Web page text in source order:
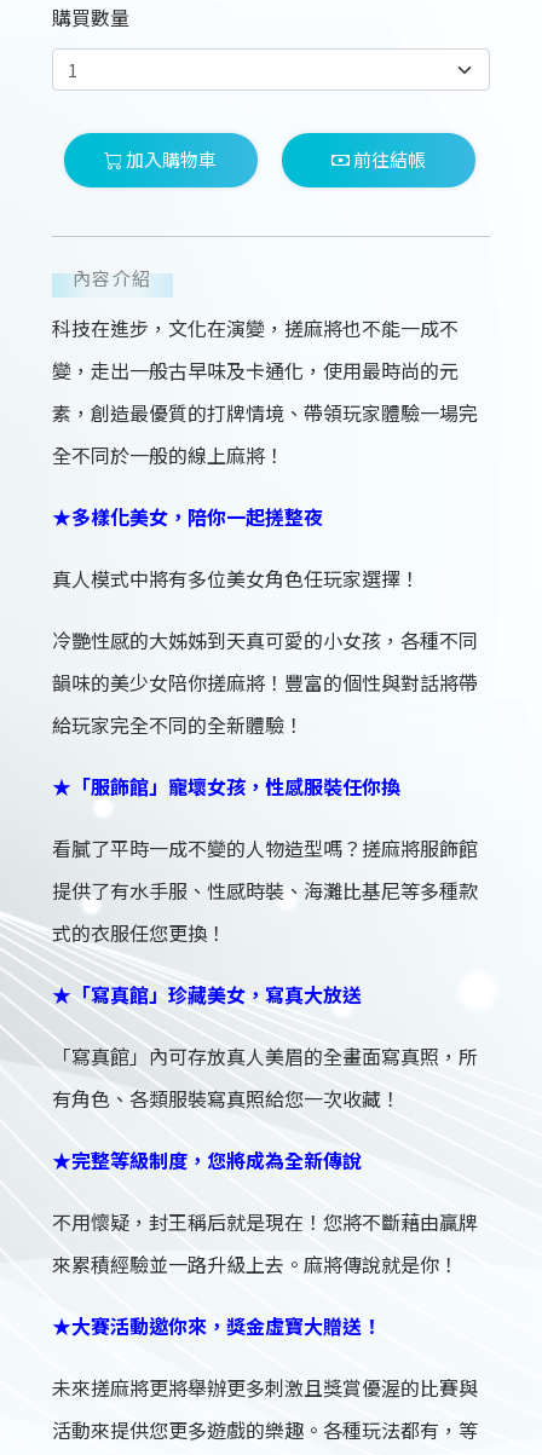
購買數量
加入購物車 前往結帳
內容介紹
科技在進步，文化在演變，搓麻將也不能一成不
變，走出一般古早味及卡通化，使用最時尚的元
素，創造最優質的打牌情境、帶領玩家體驗一場完
全不同於一般的線上麻將！
★多樣化美女，陪你一起搓整夜
真人模式中將有多位美女角色任玩家選擇！
冷艷性感的大姊姊到天真可愛的小女孩，各種不同
韻味的美少女陪你搓麻將！豐富的個性與對話將帶
給玩家完全不同的全新體驗！
★「服飾館」寵壞女孩，性感服裝任你換
看膩了平時一成不變的人物造型嗎？搓麻將服飾館
提供了有水手服、性感時裝、海灘比基尼等多種款
式的衣服任您更換！
★「寫真館」珍藏美女，寫真大放送
「寫真館」內可存放真人美眉的全畫面寫真照，所
有角色、各類服裝寫真照給您一次收藏！
★完整等級制度，您將成為全新傳說
不用懷疑，封王稱后就是現在！您將不斷藉由贏牌
來累積經驗並一路升級上去。麻將傳說就是你！
★大賽活動邀你來，獎金虛寶大贈送！
未來搓麻將更將舉辦更多刺激且獎賞優渥的比賽與
活動來提供您更多遊戲的樂趣。各種玩法都有，等